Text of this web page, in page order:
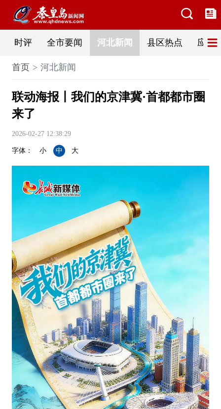
时评 全市要闻 河北新闻 县区热点 应急
首页 河北新闻
联动海报丨我们的京津冀·首都都市圈
来了
2026-02-27 12:38:29
字体： 小 中 大